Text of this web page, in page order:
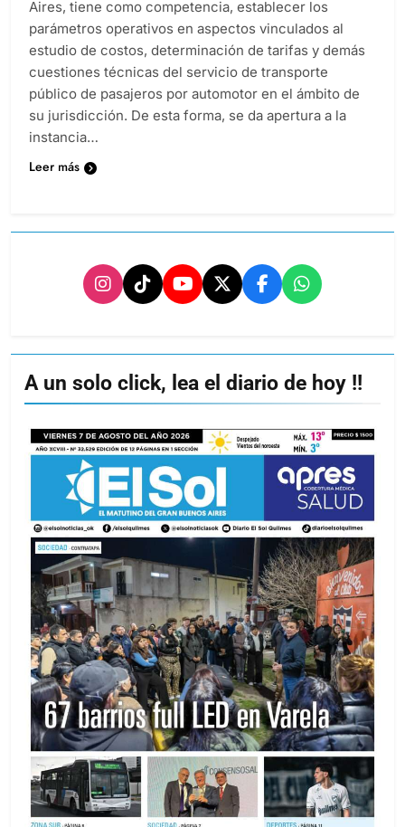
Aires, tiene como competencia, establecer los
parámetros operativos en aspectos vinculados al
estudio de costos, determinación de tarifas y demás
cuestiones técnicas del servicio de transporte
público de pasajeros por automotor en el ámbito de
su jurisdicción. De esta forma, se da apertura a la
instancia…
Leer más
A un solo click, lea el diario de hoy !!